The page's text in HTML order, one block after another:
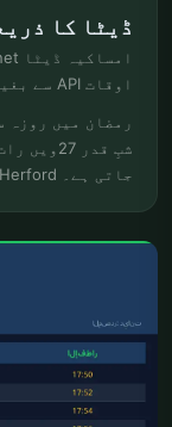
ڈیٹا کا
اوقات API سے بغیر تبدیلی شائع کیے جاتے ہیں۔
رمضان میں روزہ
شبِ قدر
جاتی ہے۔ Herford کا کیلنڈر روزانہ اپ ڈیٹ ہوتا ہے۔